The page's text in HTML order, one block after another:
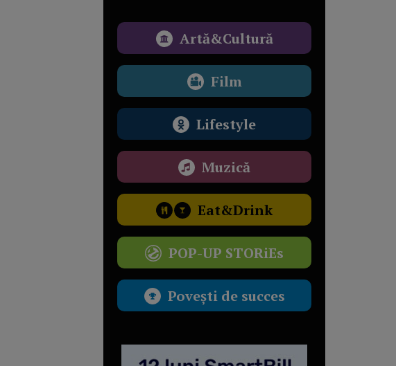
Artă&Cultură
Film
Lifestyle
Muzică
Eat&Drink
POP-UP STORiEs
Povești de succes